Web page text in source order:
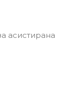
асистирана